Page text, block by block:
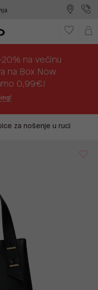
na većinu
na Box Now
0,99€!
za nošenje u ruci